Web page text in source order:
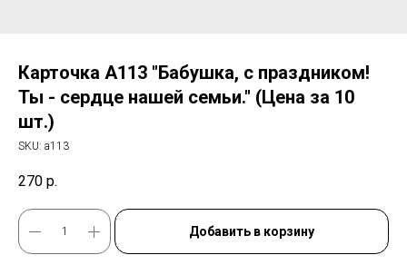
Карточка А113 "Бабушка, с праздником!
Ты - сердце нашей семьи." (Цена за 10
шт.)
SKU: а113
270 р.
Добавить в корзину